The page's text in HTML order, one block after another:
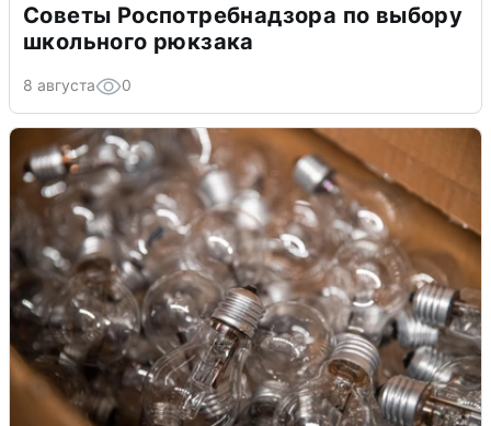
Советы Роспотребнадзора по выбору
школьного рюкзака
8 августа 0